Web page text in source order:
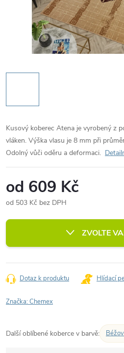
Kusový koberec Atena je vyrobený z
vláken. Výška vlasu je 8 mm při
Odolný vůči oděru a deformaci.
od 609 Kč
od 503 Kč bez DPH
cena:
ZVOLTE
Dotaz k produktu Hlídací
Značka:Chemex
Další oblíbené koberce v barvě: